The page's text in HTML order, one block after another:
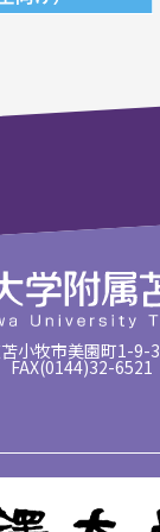
小牧市美園町1-9-3
6521